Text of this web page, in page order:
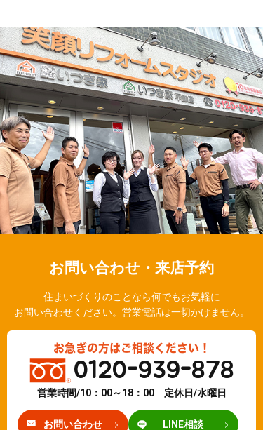
お問い合わせ・来店予約
住まいづくりのことなら何でもお気軽に
お問い合わせください。営業電話は一切かけません。
お急ぎの方はご相談ください！
0120-939-878
営業時間/10：00～18：00 定休日/水曜日
お問い合わせ LINE相談